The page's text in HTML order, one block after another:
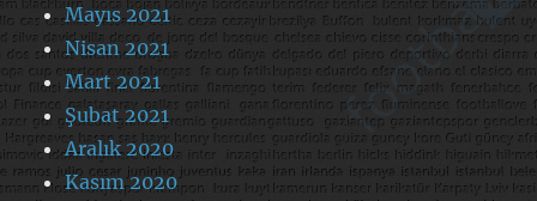
Mayıs 2021
Nisan 2021
Mart 2021
Şubat 2021
Aralık 2020
Kasım 2020